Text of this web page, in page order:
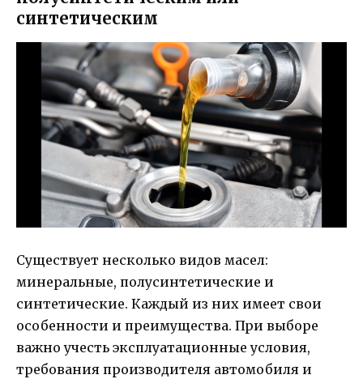
синтетическим
Существует несколько видов масел:
минеральные, полусинтетические и
синтетические. Каждый из них имеет свои
особенности и преимущества. При выборе
важно учесть эксплуатационные условия,
требования производителя автомобиля и